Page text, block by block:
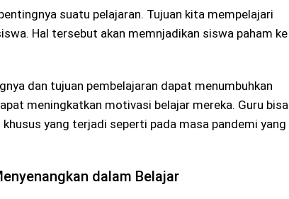
suatu pelajaran. Tujuan kita mempelajari
Hal tersebut akan memnjadikan siswa paham ke
dan tujuan pembelajaran dapat menumbuhkan
meningkatkan motivasi belajar mereka. Guru bisa
yang terjadi seperti pada masa pandemi yang
dalam Belajar